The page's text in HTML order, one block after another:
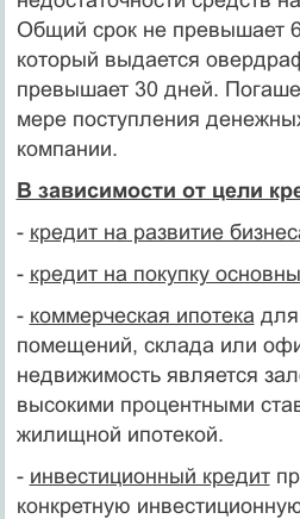
Общий срок не превышает
который выдается
превышает 30 дней.
мере поступления
компании.
В зависимости от цели
- кредит на развитие
- кредит на покупку
- коммерческая ипотека
помещений, склада или
недвижимость является
высокими процентными
жилищной ипотекой.
- инвестиционный кредит
конкретную